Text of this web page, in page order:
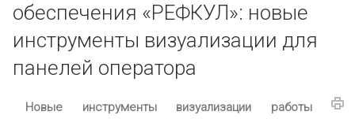
обеспечения «РЕФКУЛ»: новые
инструменты визуализации для
панелей оператора
Новые инструменты визуализации работы